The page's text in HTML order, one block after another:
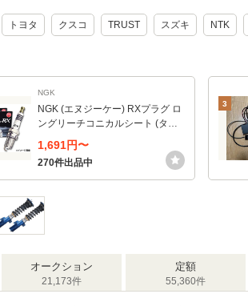
トヨタ クスコ TRUST スズキ NTK
NGK
NGK (エヌジーケー) RXプラグ ロ
ングリーチコニカルシート (ター
ミナル:ポンチカシメ) 1本 【9629
0】 LTR5ARX-13P
1,691円〜
270件出品中
3
オークション
21,173件
定額
55,360件